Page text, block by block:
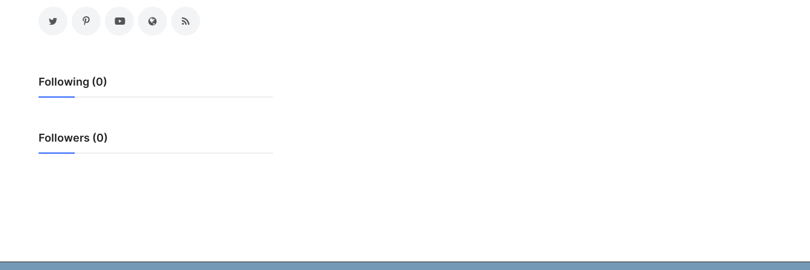
Following (0)
Followers (0)